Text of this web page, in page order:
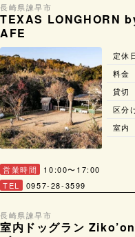
長崎県諫早市
TEXAS LONGHORN
AFE
営業時間
10:00〜17:00
TEL
0957-28-3599
定休
料金
貸切
区分
室内
長崎県諫早市
室内ドッグラン